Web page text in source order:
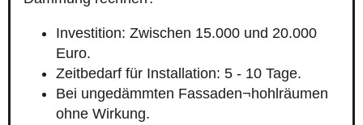
Investition: Zwischen 15.000 und 20.000
Euro.
Zeitbedarf für Installation: 5 - 10 Tage.
Bei ungedämmten Fassaden¬hohlräumen
ohne Wirkung.